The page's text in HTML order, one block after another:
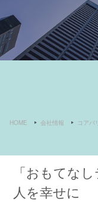
HOME 会社情報 コアバ
「おもてな
人を幸せに